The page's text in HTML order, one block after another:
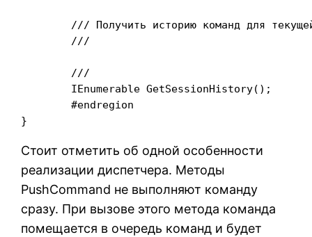
	///
	///
	IEnumerable
GetSessionHistory();
	#endregion
Стоит отметить об одной особенности
реализации диспетчера. Методы
PushCommand не выполняют команду
сразу. При вызове этого метода команда
помещается в очередь команд и будет